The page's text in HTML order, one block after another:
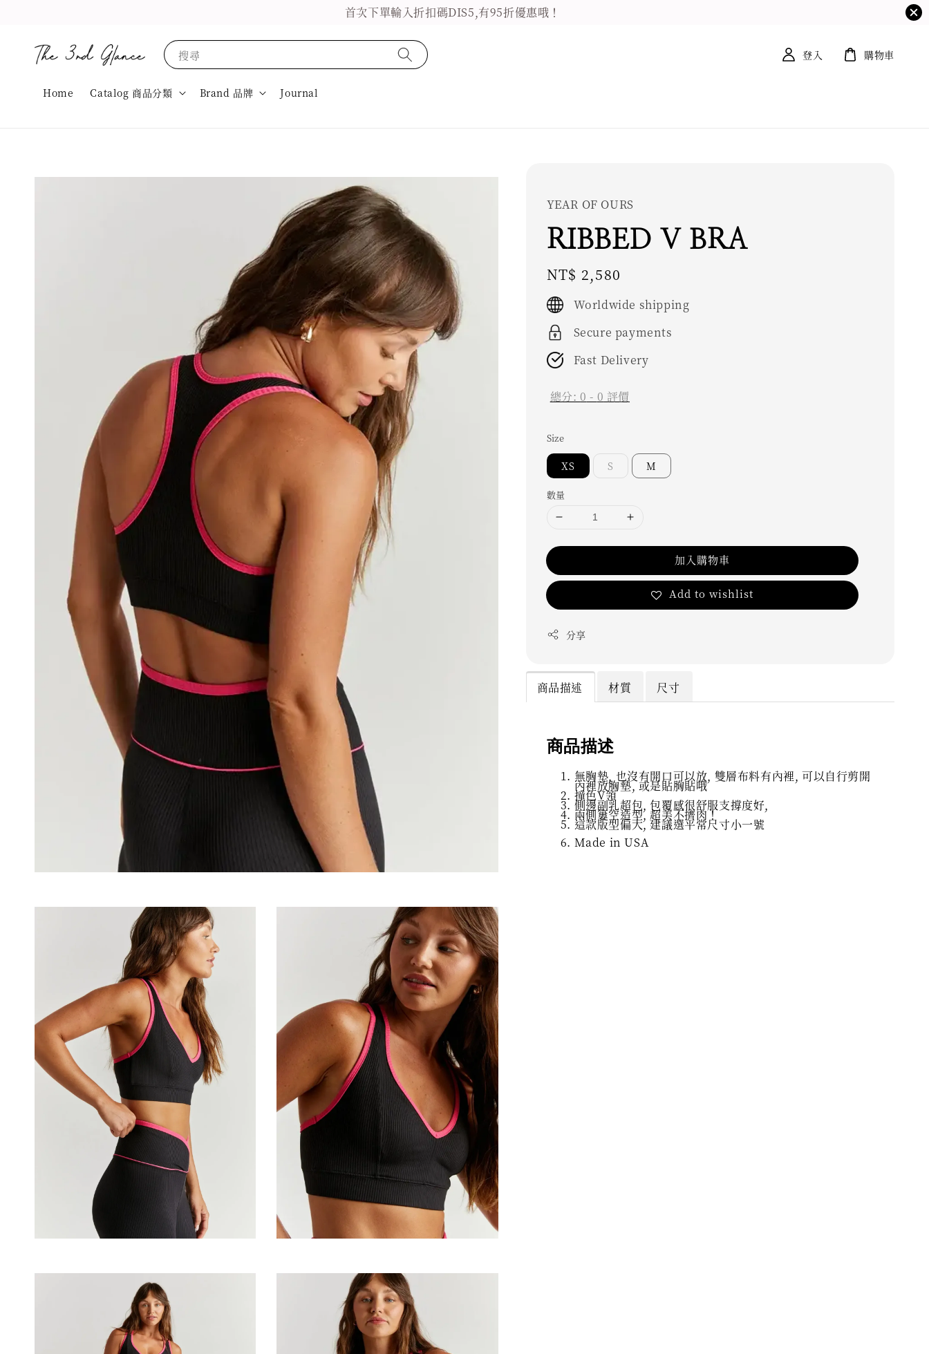
首次下單輸入折扣碼DIS5,有95折優惠哦！
搜尋
Home Catalog 商品分類 Brand 品牌 Journal
登入 購物車
YEAR OF OURS
RIBBED V BRA
Regular
price
NT$ 2,580
Worldwide shipping
Secure payments
Fast Delivery
總分:0 - 0 評價
Size
XS S M
數量
加入購物車
Add to wishlist
分享
商品描述 材質 尺寸
商品描述
無胸墊, 也沒有開口可以放, 雙層布料有內裡, 可以自行剪開
內裡放胸墊, 或是貼胸貼哦
撞色V領
側邊副乳超包, 包覆感很舒服支撐度好,
兩側簍空造型, 超美不擠肉！
這款版型偏大, 建議選平常尺寸小一號
Made in USA